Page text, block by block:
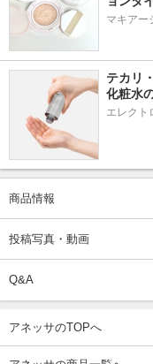
マキアー
テカリ
化粧水
エレクト
商品情報
投稿写真・動画
Q&A
アネッサのTOPへ